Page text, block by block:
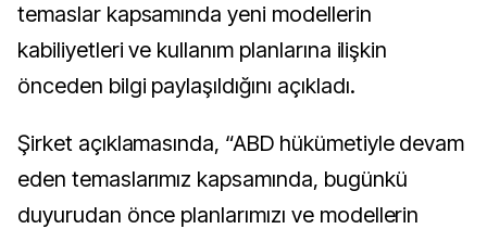
temaslar kapsamında yeni modellerin
kabiliyetleri ve kullanım planlarına ilişkin
önceden bilgi paylaşıldığını açıkladı.
Şirket açıklamasında, “ABD hükümetiyle devam
eden temaslarımız kapsamında, bugünkü
duyurudan önce planlarımızı ve modellerin